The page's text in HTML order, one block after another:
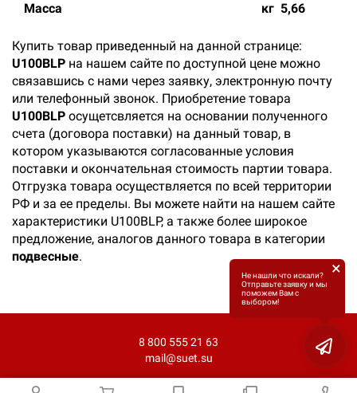
Масса
кг 5,66
Купить товар приведенный на данной странице:
U100BLP на нашем сайте по доступной цене можно
связавшись с нами через заявку, электронную почту
или телефонный звонок. Приобретение товара
U100BLP осущетсвляется на основании полученного
счета (договора поставки) на данный товар, в
котором указываются согласованные условия
поставки и окончательная стоимость партии товара.
Отгрузка товара осуществляется по всей территории
РФ и за ее пределы. Вы можете найти на нашем сайте
характеристики U100BLP, а также более широкое
предложение, аналогов данного товара в категории
подвесные.
8 800 555 21 63
mail@suet.su
Не нашли что искали?
Отправьте заявку и мы
поможем Вам с
выбором!
×